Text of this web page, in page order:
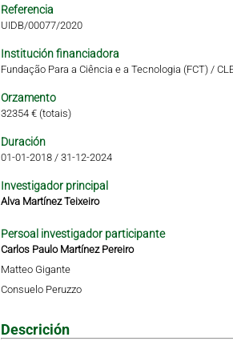
Referencia
UIDB/00077/2020
Institución financiadora
Fundação Para a Ciência e a Tecnologia (FCT) /
Orzamento
32354 € (totais)
Duración
01-01-2018 /31-12-2024
Investigador principal
Alva Martínez Teixeiro
Persoal investigador participante
Carlos Paulo Martínez Pereiro
Matteo Gigante
Consuelo Peruzzo
Descrición